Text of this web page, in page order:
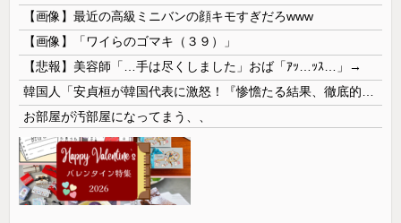
【画像】最近の高級ミニバンの顔キモすぎだろwww
【画像】「ワイらのゴマキ（３９）」
【悲報】美容師「…手は尽くしました」おば「ｱｯ…ｯｽ…」→
お部屋が汚部屋になってまう、、